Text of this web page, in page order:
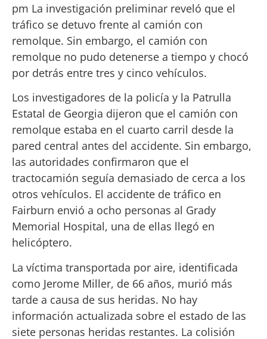
pm La investigación preliminar reveló que el
tráfico se detuvo frente al camión con
remolque. Sin embargo, el camión con
remolque no pudo detenerse a tiempo y chocó
por detrás entre tres y cinco vehículos.
Los investigadores de la policía y la Patrulla
Estatal de Georgia dijeron que el camión con
remolque estaba en el cuarto carril desde la
pared central antes del accidente. Sin embargo,
las autoridades confirmaron que el
tractocamión seguía demasiado de cerca a los
otros vehículos. El accidente de tráfico en
Fairburn envió a ocho personas al Grady
Memorial Hospital, una de ellas llegó en
helicóptero.
La víctima transportada por aire, identificada
como Jerome Miller, de 66 años, murió más
tarde a causa de sus heridas. No hay
información actualizada sobre el estado de las
siete personas heridas restantes. La colisión